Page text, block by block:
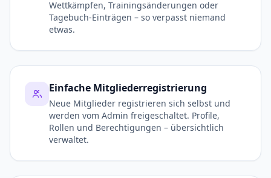
Wettkämpfen, Trainingsänderungen oder
Tagebuch-Einträgen – so verpasst niemand
etwas.
Einfache Mitgliederregistrierung
Neue Mitglieder registrieren sich selbst und
werden vom Admin freigeschaltet. Profile,
Rollen und Berechtigungen – übersichtlich
verwaltet.